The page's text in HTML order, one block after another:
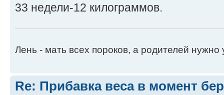
33 недели-12 килограммов.
Лень - мать всех пороков, а родителей нужно
Re: Прибавка веса в момент